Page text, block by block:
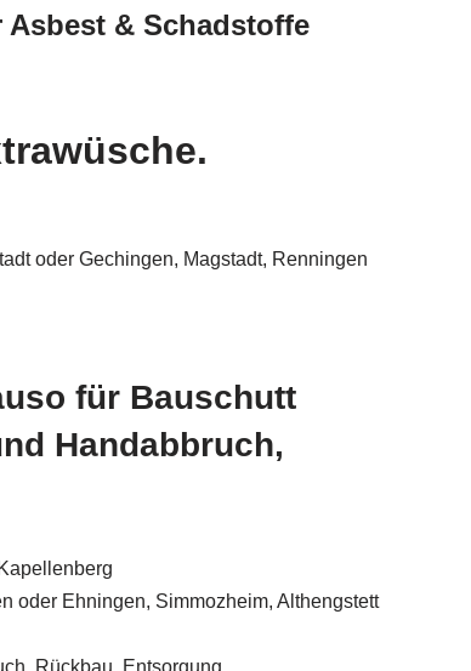
& Schadstoffe
oder Gechingen, Magstadt, Renningen
für Bauschutt
Handabbruch,
oder Ehningen, Simmozheim, Althengstett
Rückbau, Entsorgung